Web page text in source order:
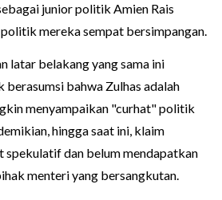
junior politik Amien Rais
mereka sempat bersimpangan.
latar belakang yang sama ini
bahwa Zulhas adalah
menyampaikan "curhat" politik
hingga saat ini, klaim
dan belum mendapatkan
menteri yang bersangkutan.